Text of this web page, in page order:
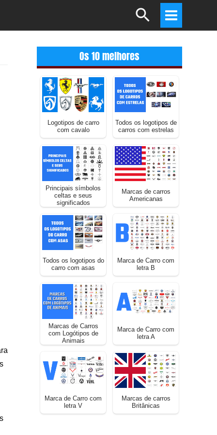
Search
Main
Menu
Os 10 melhores
Logotipos de carro
com cavalo
Todos os logotipos de
carros com estrelas
Principais símbolos
celtas e seus
significados
Marcas de carros
Americanas
Todos os logotipos do
carro com asas
Marca de Carro com
letra B
Marcas de Carros
com Logótipos de
Animais
Marca de Carro com
letra A
Marca de Carro com
letra V
Marcas de carros
Britânicas